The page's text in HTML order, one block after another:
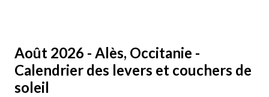
Août 2026 - Alès, Occitanie -
Calendrier des levers et couchers de
soleil